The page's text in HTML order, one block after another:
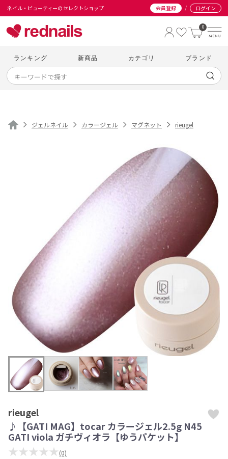
ネイル・ビューティーのセレクトショップ 会員登録 / ログイン
0
ランキング 新商品 カテゴリ ブランド
ジェルネイル カラージェル マグネット rieugel
rieugel
♪【GATI MAG】tocar カラージェル2.5g N45
GATI viola ガチヴィオラ【ゆうパケット】
★★★★★ (0)